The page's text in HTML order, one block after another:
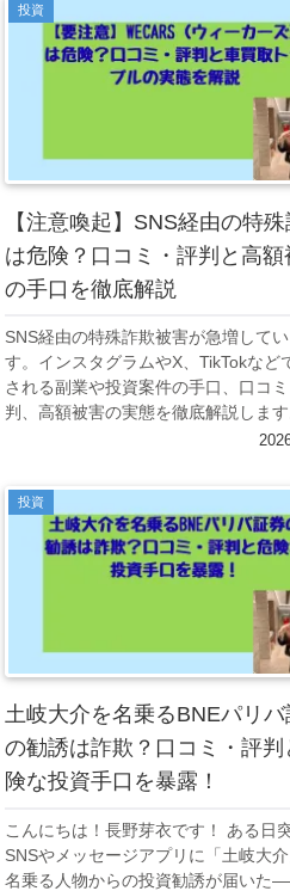
投資
【注意喚起】SNS経由の特
は危険？口コミ・評判と高額
の手口を徹底解説
SNS経由の特殊詐欺被害が急増してい
す。インスタグラムやX、TikTokなど
される副業や投資案件の手口、口コ
判、高額被害の実態を徹底解説します
投資
土岐大介を名乗るBNEパリバ
の勧誘は詐欺？口コミ・評判
険な投資手口を暴露！
こんにちは！長野芽衣です！ ある日突
SNSやメッセージアプリに「土岐大介
名乗る人物からの投資勧誘が届いた